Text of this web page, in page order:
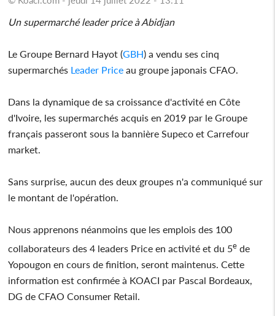
Un supermarché leader price à Abidjan
Le Groupe Bernard Hayot (GBH) a vendu ses cinq
supermarchés Leader Price au groupe japonais CFAO.
Dans la dynamique de sa croissance d'activité en Côte
d'Ivoire, les supermarchés acquis en 2019 par le Groupe
français passeront sous la bannière Supeco et Carrefour
market.
Sans surprise, aucun des deux groupes n'a communiqué sur
le montant de l'opération.
Nous apprenons néanmoins que les emplois des 100
collaborateurs des 4 leaders Price en activité et du 5e de
Yopougon en cours de finition, seront maintenus. Cette
information est confirmée à KOACI par Pascal Bordeaux,
DG de CFAO Consumer Retail.